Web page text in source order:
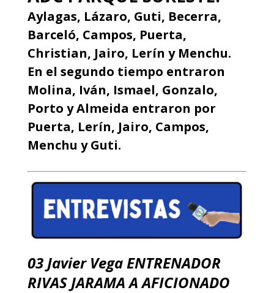
Aylagas, Lázaro, Guti, Becerra,
Barceló, Campos, Puerta,
Christian, Jairo, Lerín y Menchu.
En el segundo tiempo entraron
Molina, Iván, Ismael, Gonzalo,
Porto y Almeida entraron por
Puerta, Lerín, Jairo, Campos,
Menchu y Guti.
03 Javier Vega ENTRENADOR
RIVAS JARAMA A AFICIONADO